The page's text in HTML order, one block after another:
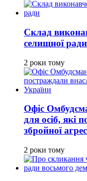
Склад
селищної ради
2 роки тому
Офіс
для осіб, які
збройної
2 роки тому